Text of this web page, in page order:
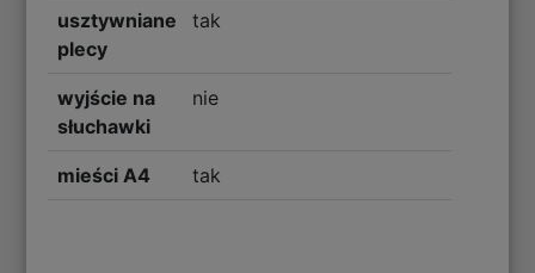
usztywniane
plecy
tak
wyjście na
słuchawki
nie
mieści A4 tak